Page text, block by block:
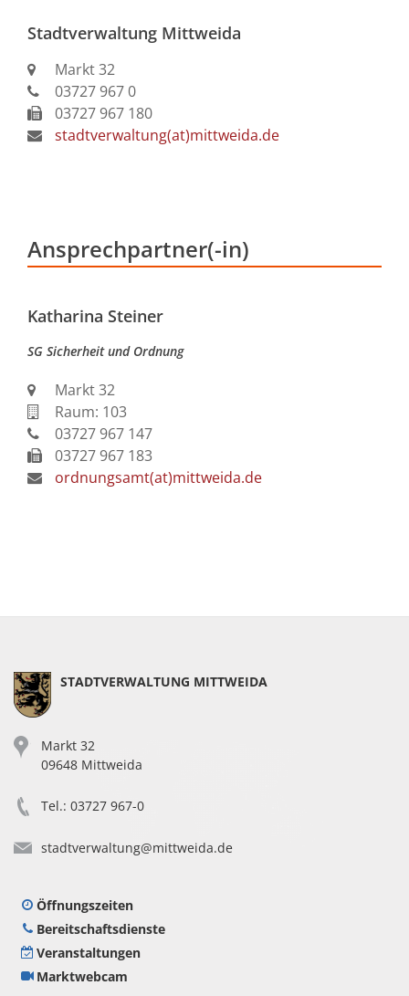
17:00
befindet sich in
09:00 - 12:00
09:00 - 12:00
13:30 - 16:00
Uhr
nach
Vereinbarung
09:00 - 12:00
geschlossen
Uhr und
Uhr
09:00 - 12:00
13:30 - 18:00
Uhr
09:00 - 12:00
Stadtverwaltung Mittweida
Markt 32
03727 967 0
03727 967 180
stadtverwaltung(at)mittweida.de
Ansprechpartner(-in)
Katharina Steiner
SG Sicherheit und Ordnung
Markt 32
Raum: 103
03727 967 147
03727 967 183
ordnungsamt(at)mittweida.de
STADTVERWALTUNG MITTWEIDA
Markt 32
09648 Mittweida
Tel.: 03727 967-0
stadtverwaltung@mittweida.de
Öffnungszeiten
Bereitschaftsdienste
Veranstaltungen
Marktwebcam